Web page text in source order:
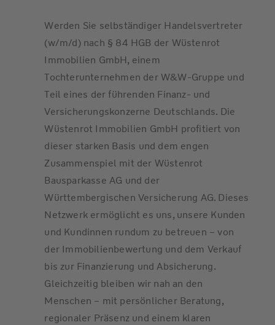
Werden Sie selbständiger Handelsvertreter
(w/m/d) nach § 84 HGB der Wüstenrot
Immobilien GmbH, einem
Tochterunternehmen der W&W-Gruppe und
Teil eines der führenden Finanz- und
Versicherungskonzerne Deutschlands. Die
Wüstenrot Immobilien GmbH profitiert von
dieser starken Basis und dem engen
Zusammenspiel mit der Wüstenrot
Bausparkasse AG und der
Württembergischen Versicherung AG. Dieses
Netzwerk ermöglicht es uns, unsere Kunden
und Kundinnen rundum zu betreuen – von
der Immobilienbewertung und dem Verkauf
bis zur Finanzierung und Absicherung.
Gleichzeitig bleiben wir nah an den
Menschen – mit persönlicher Beratung,
regionaler Präsenz und einem klaren